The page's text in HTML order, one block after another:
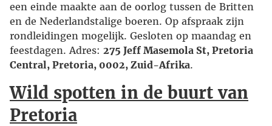
een einde maakte aan de oorlog tussen de Britten
en de Nederlandstalige boeren. Op afspraak zijn
rondleidingen mogelijk. Gesloten op maandag en
feestdagen. Adres: 275 Jeff Masemola St, Pretoria
Central, Pretoria, 0002, Zuid-Afrika.
Wild spotten in de buurt van
Pretoria